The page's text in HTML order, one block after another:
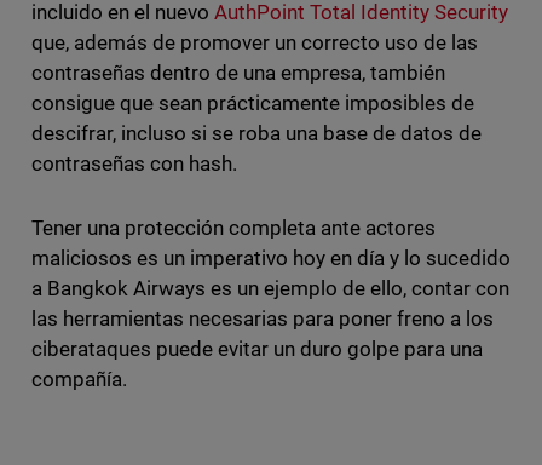
incluido en el nuevo AuthPoint Total Identity Security
que, además de promover un correcto uso de las
contraseñas dentro de una empresa, también
consigue que sean prácticamente imposibles de
descifrar, incluso si se roba una base de datos de
contraseñas con hash.
Tener una protección completa ante actores
maliciosos es un imperativo hoy en día y lo sucedido
a Bangkok Airways es un ejemplo de ello, contar con
las herramientas necesarias para poner freno a los
ciberataques puede evitar un duro golpe para una
compañía.